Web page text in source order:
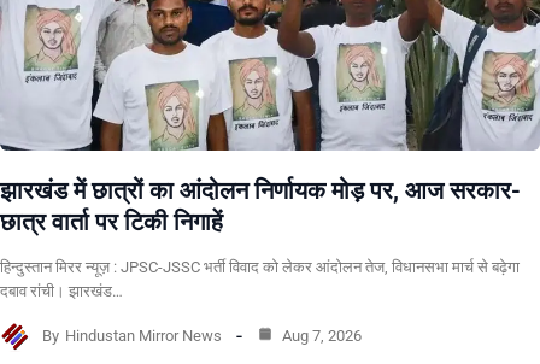
झारखंड में छात्रों का आंदोलन निर्णायक मोड़ पर, आज सरकार-
छात्र वार्ता पर टिकी निगाहें
हिन्दुस्तान मिरर न्यूज़ : JPSC-JSSC भर्ती विवाद को लेकर आंदोलन तेज, विधानसभा मार्च से बढ़ेगा
दबाव रांची। झारखंड…
By Hindustan Mirror News Aug 7, 2026